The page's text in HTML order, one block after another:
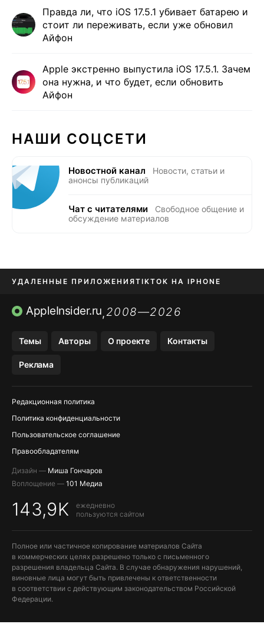
Правда ли, что iOS 17.5.1 убивает батарею и
стоит ли переживать, если уже обновил
Айфон
Apple экстренно выпустила iOS 17.5.1. Зачем
она нужна, и что будет, если обновить
Айфон
НАШИ СОЦСЕТИ
Новостной канал
Новости, статьи и
анонсы публикаций
Чат с читателями
Свободное общение и
обсуждение материалов
УДАЛЕННЫЕ ПРИЛОЖЕНИЯTIKTOK НА IPHONE
ПРИЛОЖЕНИЯ БЕЗ APP STORE
AppleInsider.ru,2008—2026
Темы Авторы О проекте Контакты
Реклама
Редакционная политика
Политика конфиденциальности
Пользовательское соглашение
Правообладателям
Дизайн — Миша Гончаров
Воплощение — 101 Медиа
143,9K
ежедневно
пользуются сайтом
Полное или частичное копирование материалов Сайта
в коммерческих целях разрешено только с письменного
разрешения владельца Сайта. В случае обнаружения нарушений,
виновные лица могут быть привлечены к ответственности
в соответствии с действующим законодательством Российской
Федерации.